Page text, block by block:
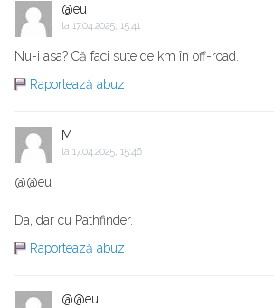
@eu
la 17.04.2025, 15:41
Nu-i asa? Că faci sute de km în off-road.
Raportează abuz
M
la 17.04.2025, 15:46
@@eu
Da, dar cu Pathfinder.
Raportează abuz
@@eu